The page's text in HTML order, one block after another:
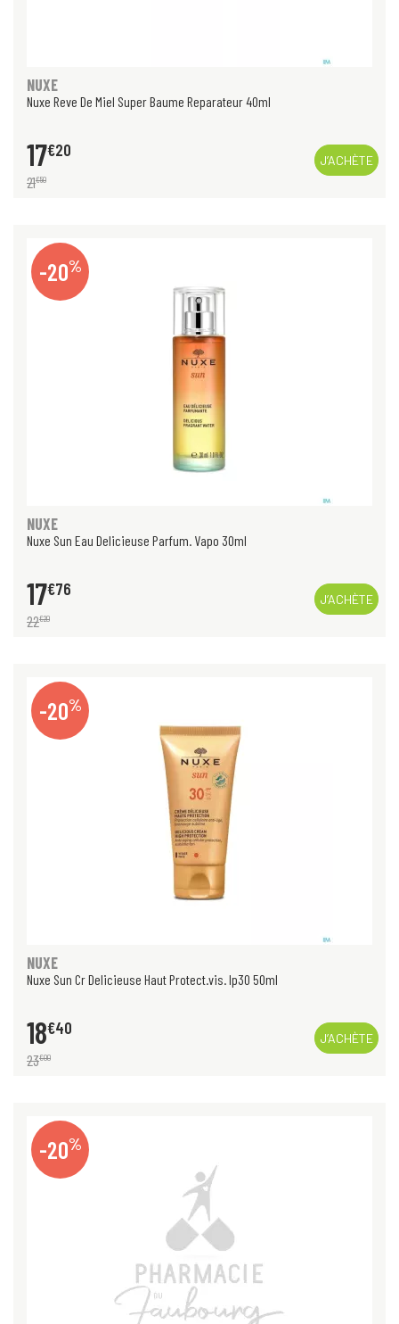
NUXE
Nuxe Reve De Miel Super Baume Reparateur 40ml
17€20
21€50
J’ACHÈTE
-20%
NUXE
Nuxe Sun Eau Delicieuse Parfum. Vapo 30ml
17€76
22€20
J’ACHÈTE
-20%
NUXE
Nuxe Sun Cr Delicieuse Haut Protect.vis. Ip30 50ml
18€40
23€00
J’ACHÈTE
-20%